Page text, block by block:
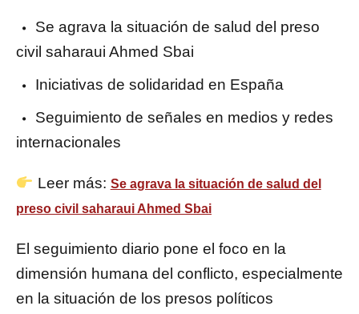
Se agrava la situación de salud del preso
civil saharaui Ahmed Sbai
Iniciativas de solidaridad en España
Seguimiento de señales en medios y redes
internacionales
Leer más: Se agrava la situación de salud del
preso civil saharaui Ahmed Sbai
El seguimiento diario pone el foco en la
dimensión humana del conflicto, especialmente
en la situación de los presos políticos